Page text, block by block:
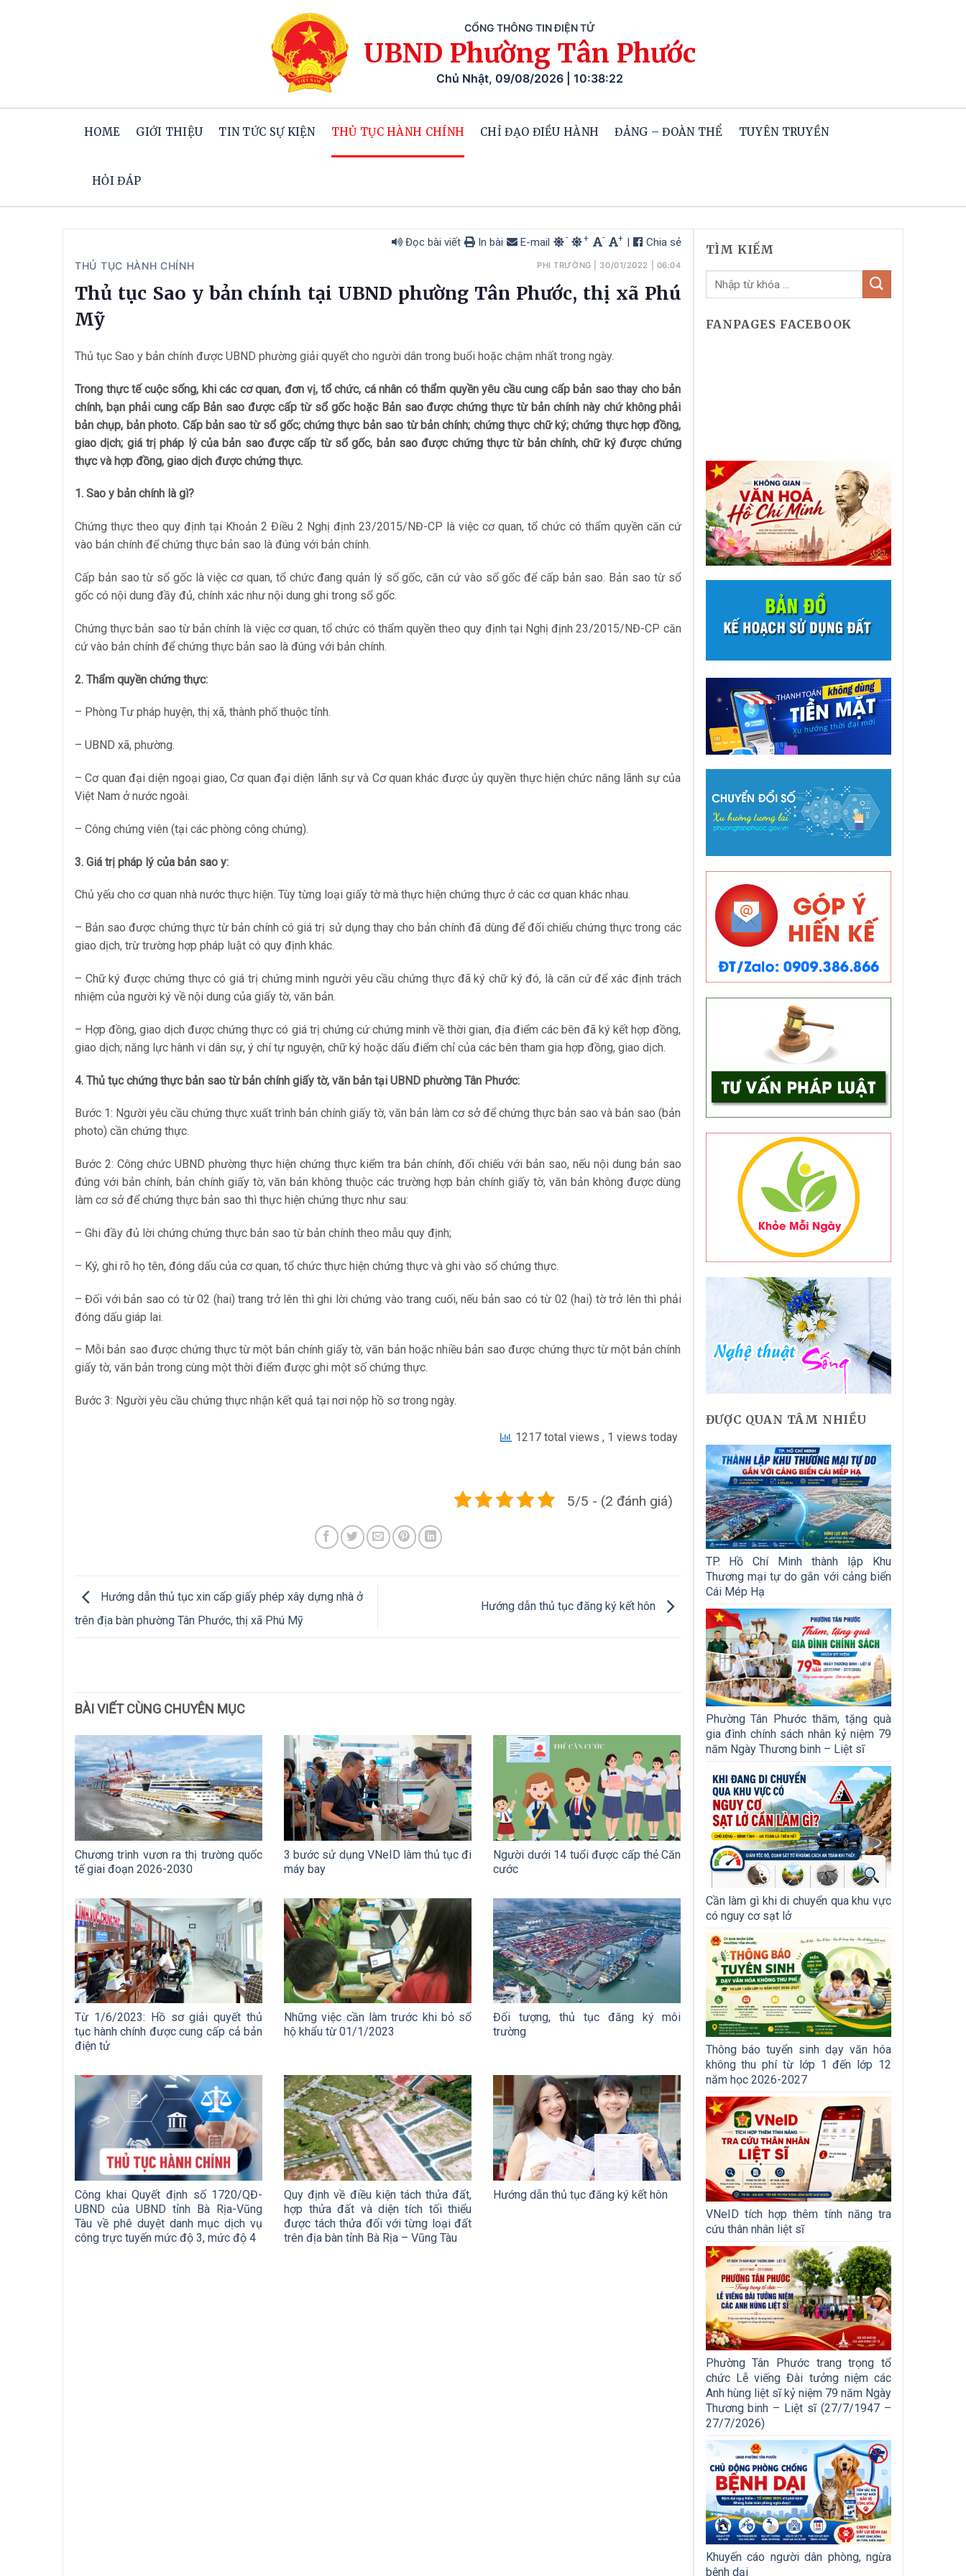
CỔNG THÔNG TIN ĐIỆN TỬ
UBND Phường Tân Phước
Chủ Nhật, 09/08/2026 | 10:38:24
HOME GIỚI THIỆU TIN TỨC SỰ KIỆN THỦ TỤC HÀNH CHÍNH CHỈ ĐẠO ĐIỀU HÀNH ĐẢNG – ĐOÀN THỂ TUYÊN TRUYỀN
HỎI ĐÁP
Đọc bài viết In bài E-mail - + - + | Chia sẻ
THỦ TỤC HÀNH CHÍNH PHI TRƯỜNG 30/01/2022 06:04
Thủ tục Sao y bản chính tại UBND phường Tân Phước, thị xã Phú
Mỹ
Thủ tục Sao y bản chính được UBND phường giải quyết cho người dân trong buổi hoặc chậm nhất trong ngày.
Trong thực tế cuộc sống, khi các cơ quan, đơn vị, tổ chức, cá nhân có thẩm quyền yêu cầu cung cấp bản sao thay cho bản
chính, bạn phải cung cấp Bản sao được cấp từ sổ gốc hoặc Bản sao được chứng thực từ bản chính này chứ không phải
bản chụp, bản photo. Cấp bản sao từ sổ gốc; chứng thực bản sao từ bản chính; chứng thực chữ ký; chứng thực hợp đồng,
giao dịch; giá trị pháp lý của bản sao được cấp từ sổ gốc, bản sao được chứng thực từ bản chính, chữ ký được chứng
thực và hợp đồng, giao dịch được chứng thực.
1. Sao y bản chính là gì?
Chứng thực theo quy định tại Khoản 2 Điều 2 Nghị định 23/2015/NĐ-CP là việc cơ quan, tổ chức có thẩm quyền căn cứ
vào bản chính để chứng thực bản sao là đúng với bản chính.
Cấp bản sao từ sổ gốc là việc cơ quan, tổ chức đang quản lý sổ gốc, căn cứ vào sổ gốc để cấp bản sao. Bản sao từ sổ
gốc có nội dung đầy đủ, chính xác như nội dung ghi trong sổ gốc.
Chứng thực bản sao từ bản chính là việc cơ quan, tổ chức có thẩm quyền theo quy định tại Nghị định 23/2015/NĐ-CP căn
cứ vào bản chính để chứng thực bản sao là đúng với bản chính.
2. Thẩm quyền chứng thực:
– Phòng Tư pháp huyện, thị xã, thành phố thuộc tỉnh.
– UBND xã, phường.
– Cơ quan đại diện ngoại giao, Cơ quan đại diện lãnh sự và Cơ quan khác được ủy quyền thực hiện chức năng lãnh sự của
Việt Nam ở nước ngoài.
– Công chứng viên (tại các phòng công chứng).
3. Giá trị pháp lý của bản sao y:
Chủ yếu cho cơ quan nhà nước thực hiện. Tùy từng loại giấy tờ mà thực hiện chứng thực ở các cơ quan khác nhau.
– Bản sao được chứng thực từ bản chính có giá trị sử dụng thay cho bản chính đã dùng để đối chiếu chứng thực trong các
giao dịch, trừ trường hợp pháp luật có quy định khác.
– Chữ ký được chứng thực có giá trị chứng minh người yêu cầu chứng thực đã ký chữ ký đó, là căn cứ để xác định trách
nhiệm của người ký về nội dung của giấy tờ, văn bản.
– Hợp đồng, giao dịch được chứng thực có giá trị chứng cứ chứng minh về thời gian, địa điểm các bên đã ký kết hợp đồng,
giao dịch; năng lực hành vi dân sự, ý chí tự nguyện, chữ ký hoặc dấu điểm chỉ của các bên tham gia hợp đồng, giao dịch.
4. Thủ tục chứng thực bản sao từ bản chính giấy tờ, văn bản tại UBND phường Tân Phước:
Bước 1: Người yêu cầu chứng thực xuất trình bản chính giấy tờ, văn bản làm cơ sở để chứng thực bản sao và bản sao (bản
photo) cần chứng thực.
Bước 2: Công chức UBND phường thực hiện chứng thực kiểm tra bản chính, đối chiếu với bản sao, nếu nội dung bản sao
đúng với bản chính, bản chính giấy tờ, văn bản không thuộc các trường hợp bản chính giấy tờ, văn bản không được dùng
làm cơ sở để chứng thực bản sao thì thực hiện chứng thực như sau:
– Ghi đầy đủ lời chứng chứng thực bản sao từ bản chính theo mẫu quy định;
– Ký, ghi rõ họ tên, đóng dấu của cơ quan, tổ chức thực hiện chứng thực và ghi vào sổ chứng thực.
– Đối với bản sao có từ 02 (hai) trang trở lên thì ghi lời chứng vào trang cuối, nếu bản sao có từ 02 (hai) tờ trở lên thì phải
đóng dấu giáp lai.
– Mỗi bản sao được chứng thực từ một bản chính giấy tờ, văn bản hoặc nhiều bản sao được chứng thực từ một bản chính
giấy tờ, văn bản trong cùng một thời điểm được ghi một số chứng thực.
Bước 3: Người yêu cầu chứng thực nhận kết quả tại nơi nộp hồ sơ trong ngày.
1217 total views , 1 views today
5/5 - (2 đánh giá)
Hướng dẫn thủ tục xin cấp giấy phép xây dựng nhà ở
trên địa bàn phường Tân Phước, thị xã Phú Mỹ
Hướng dẫn thủ tục đăng ký kết hôn
BÀI VIẾT CÙNG CHUYÊN MỤC
Chương trình vươn ra thị trường quốc
tế giai đoạn 2026-2030
3 bước sử dụng VNeID làm thủ tục đi
máy bay
Người dưới 14 tuổi được cấp thẻ Căn
cước
Từ 1/6/2023: Hồ sơ giải quyết thủ
tục hành chính được cung cấp cả bản
điện tử
Những việc cần làm trước khi bỏ sổ
hộ khẩu từ 01/1/2023
Đối tượng, thủ tục đăng ký môi
trường
Công khai Quyết định số 1720/QĐ-
UBND của UBND tỉnh Bà Rịa-Vũng
Tàu về phê duyệt danh mục dịch vụ
công trực tuyến mức độ 3, mức độ 4
Quy định về điều kiện tách thửa đất,
hợp thửa đất và diện tích tối thiểu
được tách thửa đối với từng loại đất
trên địa bàn tỉnh Bà Rịa – Vũng Tàu
Hướng dẫn thủ tục đăng ký kết hôn
TÌM KIẾM
FANPAGES FACEBOOK
ĐƯỢC QUAN TÂM NHIỀU
TP. Hồ Chí Minh thành lập Khu
Thương mại tự do gắn với cảng biển
Cái Mép Hạ
Phường Tân Phước thăm, tặng quà
gia đình chính sách nhân kỷ niệm 79
năm Ngày Thương binh – Liệt sĩ
Cần làm gì khi di chuyển qua khu vực
có nguy cơ sạt lở
Thông báo tuyển sinh dạy văn hóa
không thu phí từ lớp 1 đến lớp 12
năm học 2026-2027
VNeID tích hợp thêm tính năng tra
cứu thân nhân liệt sĩ
Phường Tân Phước trang trọng tổ
chức Lễ viếng Đài tưởng niệm các
Anh hùng liệt sĩ kỷ niệm 79 năm Ngày
Thương binh – Liệt sĩ (27/7/1947 –
27/7/2026)
Khuyến cáo người dân phòng, ngừa
bệnh dại